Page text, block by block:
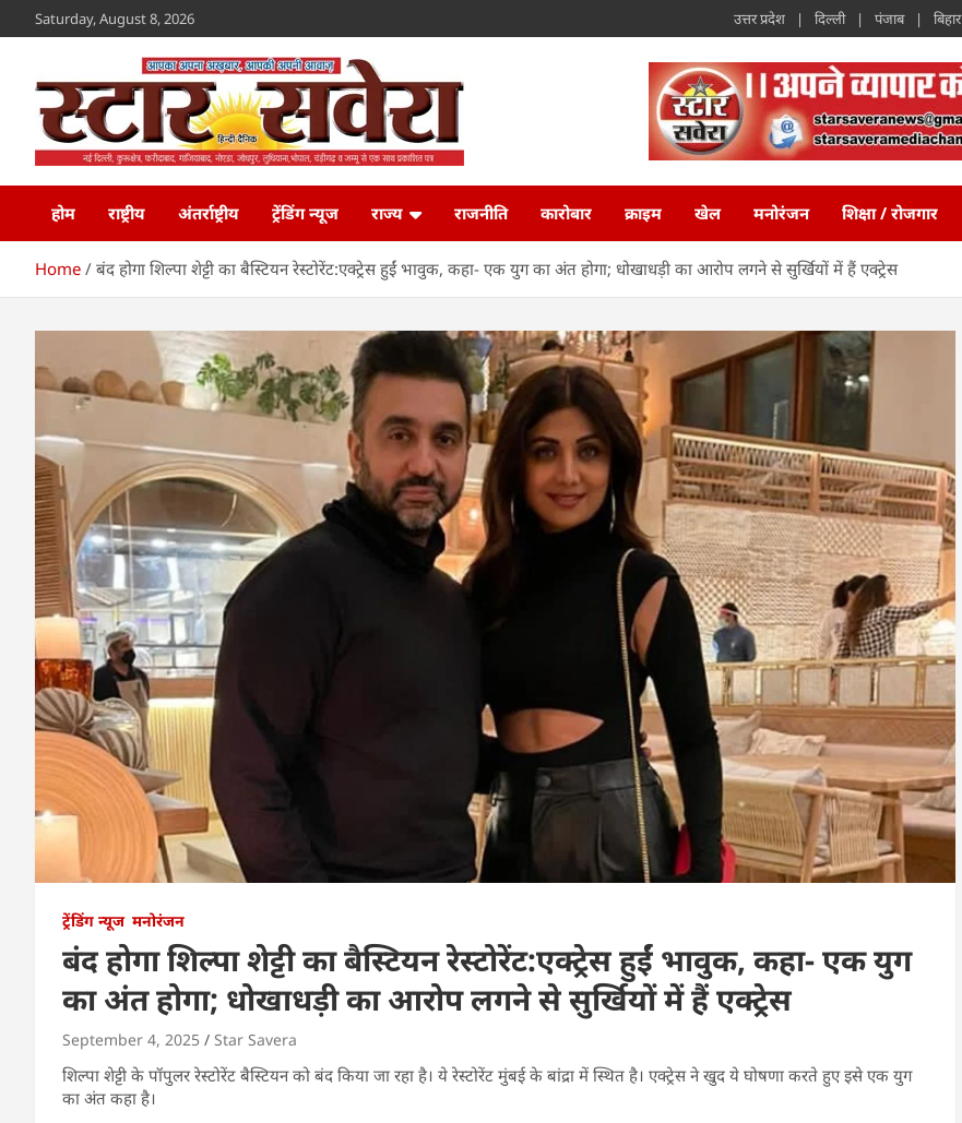
to
Saturday, August 8, 2026 उत्तर प्रदेश दिल्ली पंजाब बिहार
Star Savera
होम
राष्ट्रीय अंतर्राष्ट्रीय ट्रेंडिंग न्यूज राज्य राजनीति कारोबार क्राइम खेल मनोरंजन शिक्षा / रोजगार
Home बंद होगा शिल्पा शेट्टी का बैस्टियन रेस्टोरेंट:एक्ट्रेस हुईं भावुक, कहा- एक युग का अंत होगा; धोखाधड़ी का आरोप लगने से सुर्खियों में हैं एक्ट्रेस
ट्रेंडिंग न्यूज मनोरंजन
बंद होगा शिल्पा शेट्टी का बैस्टियन रेस्टोरेंट:एक्ट्रेस हुईं भावुक, कहा- एक युग
का अंत होगा; धोखाधड़ी का आरोप लगने से सुर्खियों में हैं एक्ट्रेस
September 4, 2025 Star Savera
शिल्पा शेट्टी के पॉपुलर रेस्टोरेंट बैस्टियन को बंद किया जा रहा है। ये रेस्टोरेंट मुंबई के बांद्रा में स्थित है। एक्ट्रेस ने खुद ये घोषणा करते हुए इसे एक युग
का अंत कहा है।